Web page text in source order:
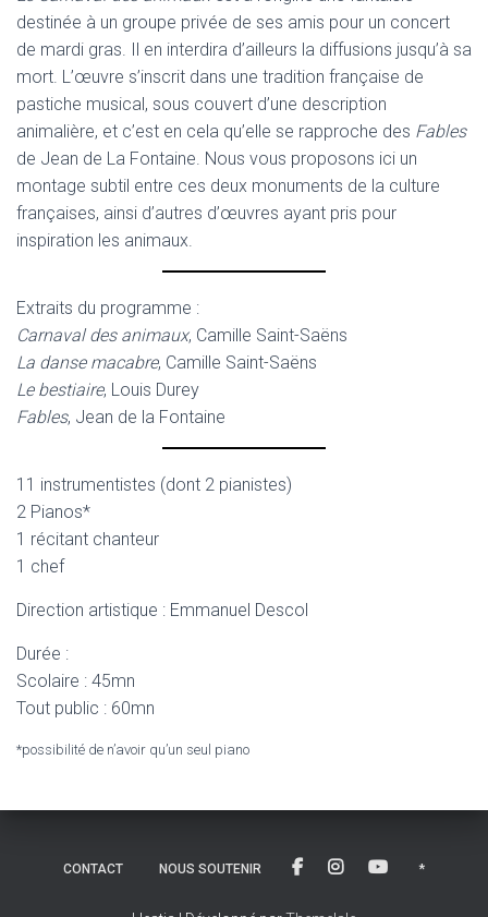
destinée à un groupe privée de ses amis pour un concert
de mardi gras. Il en interdira d’ailleurs la diffusions jusqu’à sa
mort. L’œuvre s’inscrit dans une tradition française de
pastiche musical, sous couvert d’une description
animalière, et c’est en cela qu’elle se rapproche des Fables
de Jean de La Fontaine. Nous vous proposons ici un
montage subtil entre ces deux monuments de la culture
françaises, ainsi d’autres d’œuvres ayant pris pour
inspiration les animaux.
Extraits du programme :
Carnaval des animaux, Camille Saint-Saëns
La danse macabre, Camille Saint-Saëns
Le bestiaire, Louis Durey
Fables, Jean de la Fontaine
11 instrumentistes (dont 2 pianistes)
2 Pianos*
1 récitant chanteur
1 chef
Direction artistique : Emmanuel Descol
Durée :
Scolaire : 45mn
Tout public : 60mn
*possibilité de n’avoir qu’un seul piano
CONTACT NOUS SOUTENIR *